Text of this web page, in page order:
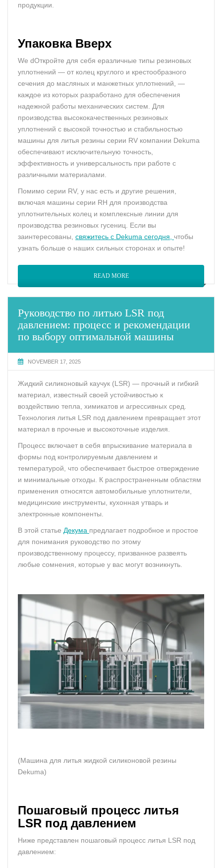
продукции.
Упаковка Вверх
We dОткройте для себя eразличные типы резиновых
уплотнений — от колец круглого и крестообразного
сечения до масляных и манжетных уплотнений, —
каждое из которых разработано для обеспечения
надежной работы механических систем. Для
производства высококачественных резиновых
уплотнений с высокой точностью и стабильностью
машины для литья резины серии RV компании Dekuma
обеспечивают исключительную точность,
эффективность и универсальность при работе с
различными материалами.
Помимо серии RV, у нас есть и другие решения,
включая машины серии RH для производства
уплотнительных колец и комплексные линии для
производства резиновых гусениц. Если вы
заинтересованы, свяжитесь с Dekuma сегодня, чтобы
узнать больше о наших сильных сторонах и опыте!
READ MORE
Руководство по литью LSR под
давлением: процесс и рекомендации
по выбору оптимальной машины
NOVEMBER 17, 2025
Жидкий силиконовый каучук (LSR) — прочный и гибкий
материал, известный своей устойчивостью к
воздействию тепла, химикатов и агрессивных сред.
Технология литья LSR под давлением превращает этот
материал в прочные и высокоточные изделия.
Процесс включает в себя впрыскивание материала в
формы под контролируемым давлением и
температурой, что обеспечивает быстрое отверждение
и минимальные отходы. К распространенным областям
применения относятся автомобильные уплотнители,
медицинские инструменты, кухонная утварь и
электронные компоненты.
В этой статье Декума предлагает подробное и простое
для понимания руководство по этому
производственному процессу, призванное развеять
любые сомнения, которые у вас могут возникнуть.
(Машина для литья жидкой силиконовой резины
Dekuma)
Пошаговый процесс литья
LSR под давлением
Ниже представлен пошаговый процесс литья LSR под
давлением: